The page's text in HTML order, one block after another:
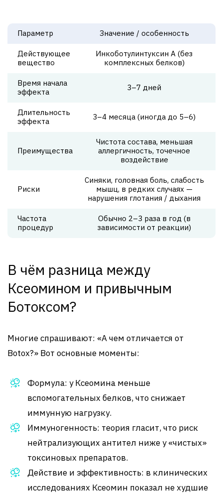
Параметр Значение / особенность
Действующее
вещество
Инкоботулинтуксин А (без
комплексных белков)
Время начала
эффекта
3–7 дней
Длительность
эффекта
3–4 месяца (иногда до 5–6)
Преимущества
Чистота состава, меньшая
аллергичность, точечное
воздействие
Риски
Синяки, головная боль, слабость
мышц, в редких случаях —
нарушения глотания / дыхания
Частота
процедур
Обычно 2–3 раза в год (в
зависимости от реакции)
В чём разница между
Ксеомином и привычным
Ботоксом?
Многие спрашивают: «А чем отличается от
Botox?» Вот основные моменты:
Формула: у Ксеомина меньше
вспомогательных белков, что снижает
иммунную нагрузку.
Иммуногенность: теория гласит, что риск
нейтрализующих антител ниже у «чистых»
токсиновых препаратов.
Действие и эффективность: в клинических
исследованиях Ксеомин показал не худшие